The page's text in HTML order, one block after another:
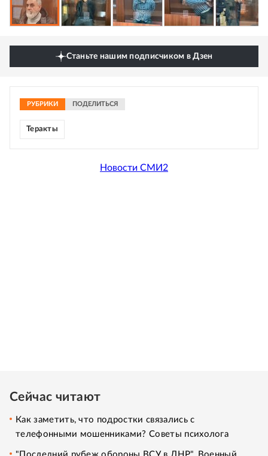
Станьте нашим подписчиком в Дзен
РУБРИКИ ПОДЕЛИТЬСЯ
Теракты
Новости СМИ2
Сейчас читают
Как заметить, что подростки связались с
телефонными мошенниками? Советы психолога